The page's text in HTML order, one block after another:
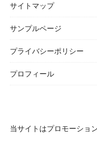
サイトマップ
サンプルページ
プライバシーポリシー
プロフィール
当サイトはプロモーショ